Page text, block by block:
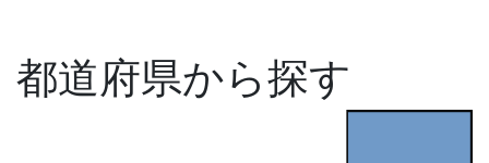
都道府県から探す